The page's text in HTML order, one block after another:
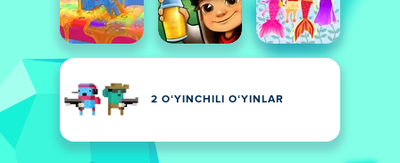
2 OʻYINCHILI OʻYINLAR